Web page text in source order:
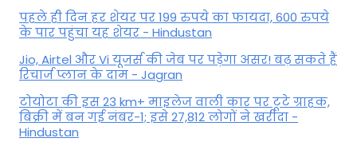
पहले ही दिन हर शेयर पर 199 रुपये का फायदा, 600 रुपये
के पार पहुंचा यह शेयर - Hindustan
Jio, Airtel और Vi यूजर्स की जेब पर पड़ेगा असर! बढ़ सकते हैं
रिचार्ज प्लान के दाम - Jagran
टोयोटा की इस 23 km+ माइलेज वाली कार पर टूटे ग्राहक,
बिक्री में बन गई नंबर-1; इसे 27,812 लोगों ने खरीदा -
Hindustan